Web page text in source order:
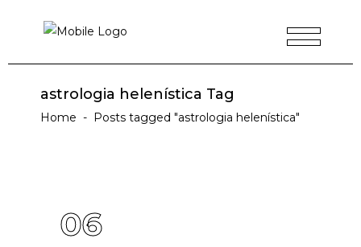
astrologia helenística Tag
Home - Posts tagged "astrologia helenística"
06